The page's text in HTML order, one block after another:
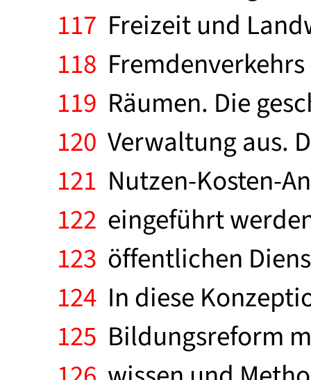
117 Freizeit und
118
119 Räumen. Die
120 Verwaltung aus.
121 Nutzen-Kosten-
122 eingeführt
123 öffentlichen
124 In diese
125 Bildungsreform